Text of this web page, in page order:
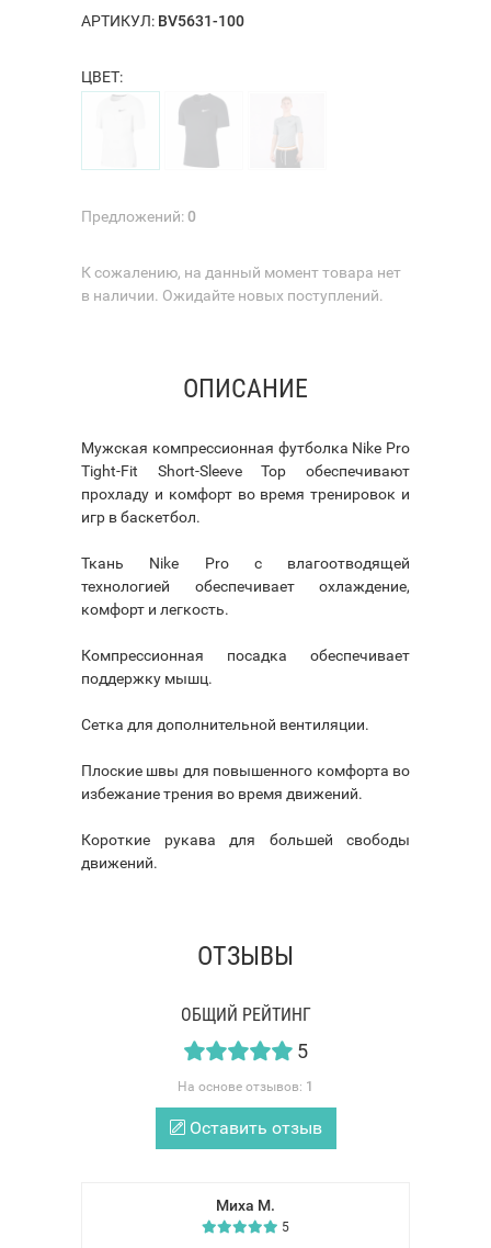
АРТИКУЛ: BV5631-100
ЦВЕТ:
Предложений:0
К сожалению, на данный момент товара нет
в наличии. Ожидайте новых поступлений.
ОПИСАНИЕ
Мужская компрессионная футболка Nike Pro
Tight-Fit Short-Sleeve Top обеспечивают
прохладу и комфорт во время тренировок и
игр в баскетбол.
Ткань Nike Pro с влагоотводящей
технологией обеспечивает охлаждение,
комфорт и легкость.
Компрессионная посадка обеспечивает
поддержку мышц.
Сетка для дополнительной вентиляции.
Плоские швы для повышенного комфорта во
избежание трения во время движений.
Короткие рукава для большей свободы
движений.
ОТЗЫВЫ
ОБЩИЙ РЕЙТИНГ
5
На основе отзывов: 1
Оставить отзыв
Миха M.
5